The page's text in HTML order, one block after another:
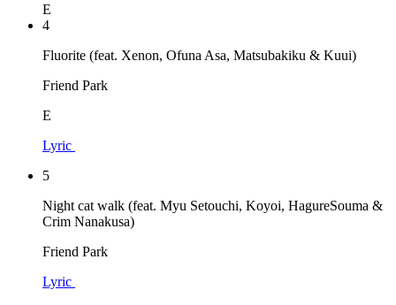
E
4
Fluorite (feat. Xenon, Ofuna Asa, Matsubakiku & Kuui)
Friend Park
E
Lyric
5
Night cat walk (feat. Myu Setouchi, Koyoi, HagureSouma &
Crim Nanakusa)
Friend Park
Lyric